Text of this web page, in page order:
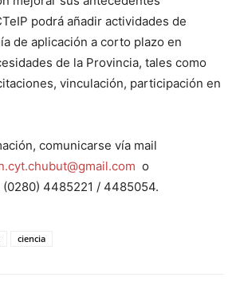
podrá añadir actividades de
de aplicación a corto plazo en
de la Provincia, tales como
vinculación, participación en
comunicarse vía mail
o
4485221 / 4485054.
ciencia